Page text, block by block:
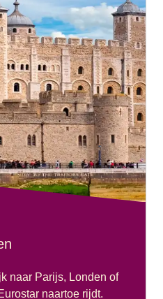
naar Parijs, Londen of
naartoe rijdt.